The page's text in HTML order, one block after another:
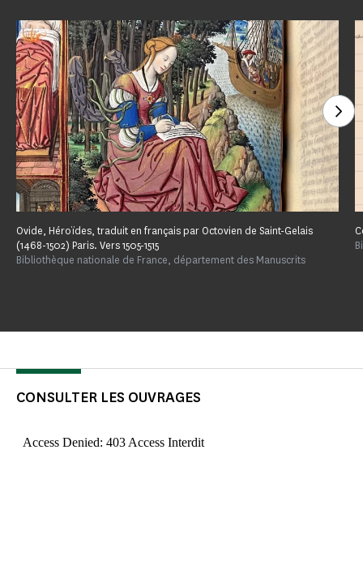
Ovide, Héroïdes, traduit en français par Octovien de Saint-Gelais
(1468-1502) Paris. Vers 1505-1515
Bibliothèque nationale de France, département des Manuscrits
CONSULTER LES OUVRAGES